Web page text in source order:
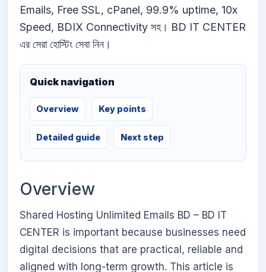
Emails, Free SSL, cPanel, 99.9% uptime, 10x
Speed, BDIX Connectivity সহ। BD IT CENTER
এর সেরা হোস্টিং সেবা নিন।
Quick navigation
Overview Key points
Detailed guide Next step
Overview
Shared Hosting Unlimited Emails BD – BD IT
CENTER is important because businesses need
digital decisions that are practical, reliable and
aligned with long-term growth. This article is